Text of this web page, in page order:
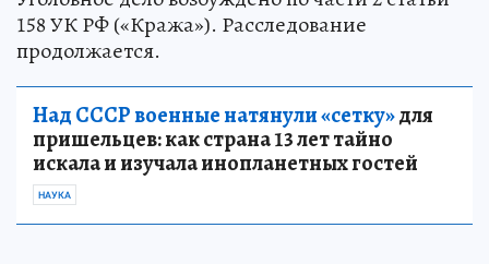
158 УК РФ («Кража»). Расследование
продолжается.
Над СССР военные натянули «сетку»для
пришельцев: как страна 13 лет тайно
искала и изучала инопланетных гостей
НАУКА